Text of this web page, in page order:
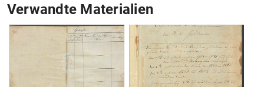
Verwandte Materialien